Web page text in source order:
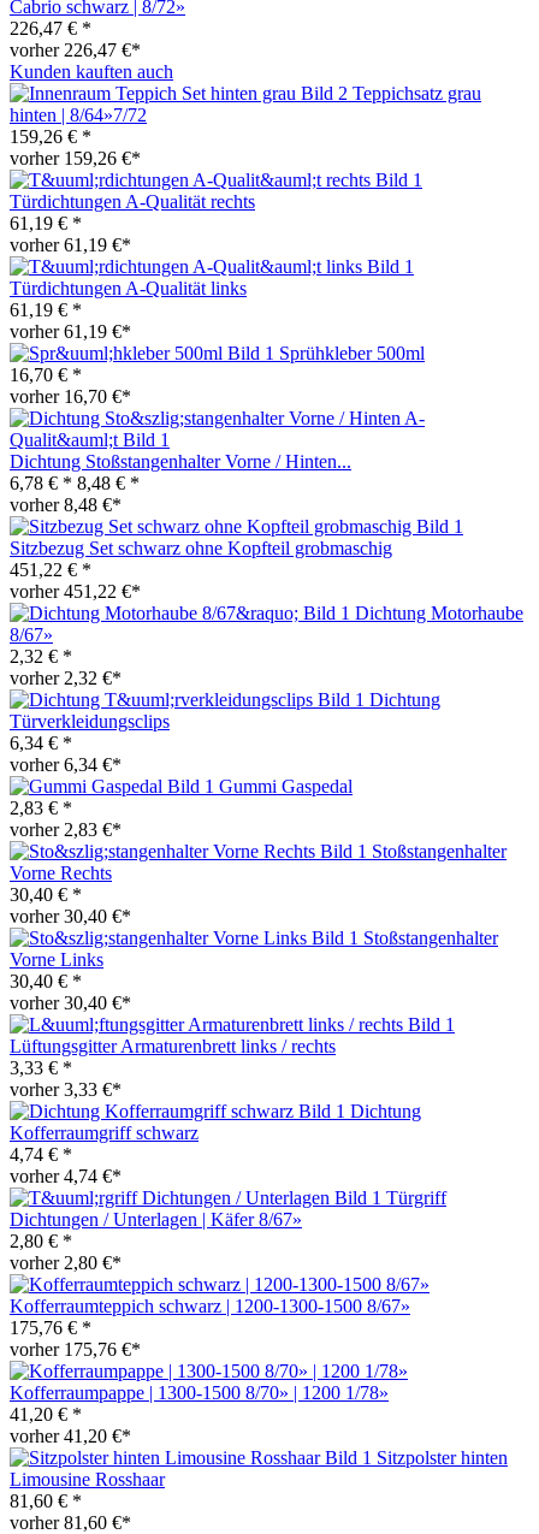
Cabrio schwarz | 8/72»
226,47 € *
vorher 226,47 €*
Kunden kauften auch
Teppichsatz grau
hinten | 8/64»7/72
159,26 € *
vorher 159,26 €*
Türdichtungen A-Qualität rechts
61,19 € *
vorher 61,19 €*
Türdichtungen A-Qualität links
61,19 € *
vorher 61,19 €*
Sprühkleber 500ml
16,70 € *
vorher 16,70 €*
Dichtung Stoßstangenhalter Vorne / Hinten...
6,78 € * 8,48 € *
vorher 8,48 €*
Sitzbezug Set schwarz ohne Kopfteil grobmaschig
451,22 € *
vorher 451,22 €*
Dichtung Motorhaube
8/67»
2,32 € *
vorher 2,32 €*
Dichtung
Türverkleidungsclips
6,34 € *
vorher 6,34 €*
Gummi Gaspedal
2,83 € *
vorher 2,83 €*
Stoßstangenhalter
Vorne Rechts
30,40 € *
vorher 30,40 €*
Stoßstangenhalter
Vorne Links
30,40 € *
vorher 30,40 €*
Lüftungsgitter Armaturenbrett links / rechts
3,33 € *
vorher 3,33 €*
Dichtung
Kofferraumgriff schwarz
4,74 € *
vorher 4,74 €*
Türgriff
Dichtungen / Unterlagen | Käfer 8/67»
2,80 € *
vorher 2,80 €*
Kofferraumteppich schwarz | 1200-1300-1500 8/67»
175,76 € *
vorher 175,76 €*
Kofferraumpappe | 1300-1500 8/70» | 1200 1/78»
41,20 € *
vorher 41,20 €*
Sitzpolster hinten
Limousine Rosshaar
81,60 € *
vorher 81,60 €*